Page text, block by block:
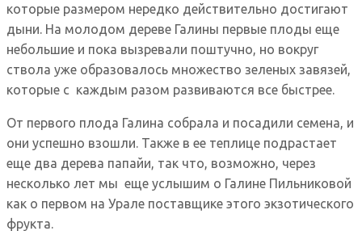
которые размером нередко действительно достигают
дыни. На молодом дереве Галины первые плоды еще
небольшие и пока вызревали поштучно, но вокруг
ствола уже образовалось множество зеленых завязей,
которые с каждым разом развиваются все быстрее.
От первого плода Галина собрала и посадили семена, и
они успешно взошли. Также в ее теплице подрастает
еще два дерева папайи, так что, возможно, через
несколько лет мы еще услышим о Галине Пильниковой
как о первом на Урале поставщике этого экзотического
фрукта.